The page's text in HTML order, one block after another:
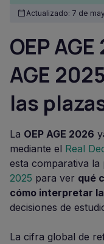
Actualizado: 7 de
OEP
AGE
las
La OEP AGE 2026
mediante el Real
esta comparativa
2025 para ver qué
cómo interpretar
decisiones de
La cifra global de